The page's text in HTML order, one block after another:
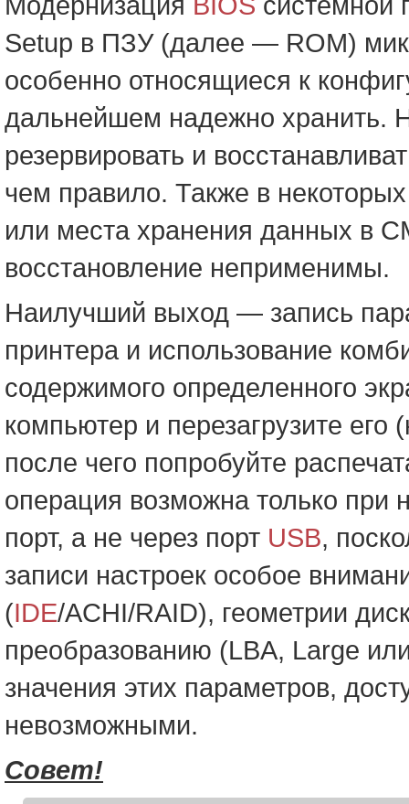
Setup в ПЗУ (далее — ROM)
особенно относящиеся к
дальнейшем надежно хранить.
резервировать и
чем правило. Также в
или места хранения данных в
восстановление неприменимы.
Наилучший выход — запись
принтера и использование
содержимого определенного
компьютер и перезагрузите
после чего попробуйте
операция возможна только при
порт, а не через порт USB,
записи настроек особое
(IDE/ACHI/RAID), геометрии
преобразованию (LBA, Large
значения этих параметров,
невозможными.
Совет!